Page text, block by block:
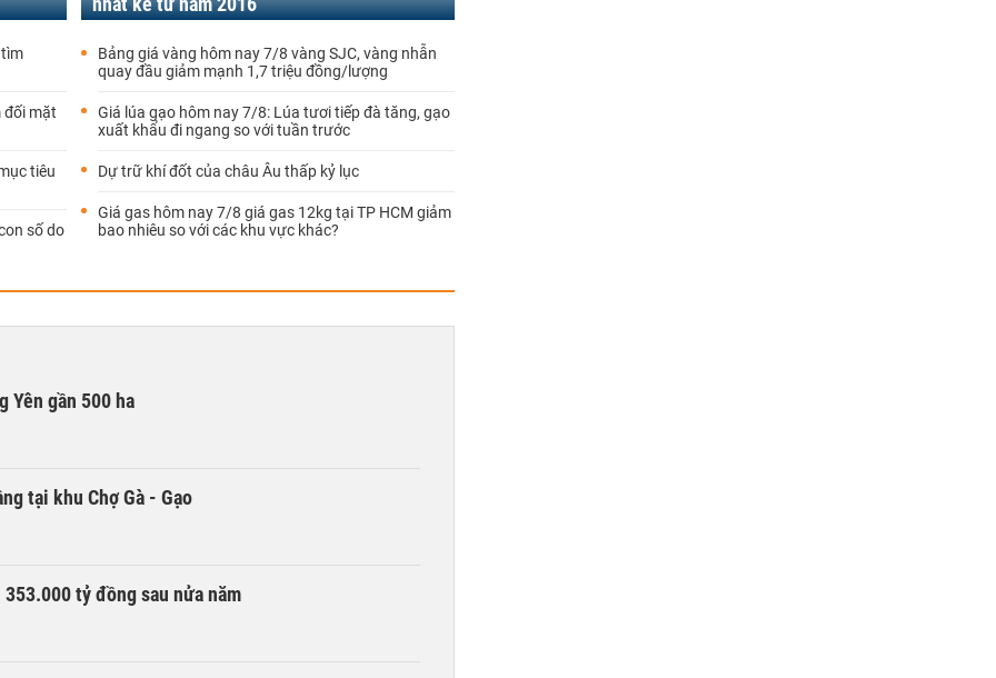
tìm
đối mặt
tiêu
số do
Bảng giá vàng hôm nay 7/8 vàng SJC, vàng nhẫn
quay đầu giảm mạnh 1,7 triệu đồng/lượng
Giá lúa gạo hôm nay 7/8: Lúa tươi tiếp đà tăng, gạo
xuất khẩu đi ngang so với tuần trước
Dự trữ khí đốt của châu Âu thấp kỷ lục
Giá gas hôm nay 7/8 giá gas 12kg tại TP HCM giảm
bao nhiêu so với các khu vực khác?
Yên gần 500 ha
tại khu Chợ Gà - Gạo
tỷ đồng sau nửa năm